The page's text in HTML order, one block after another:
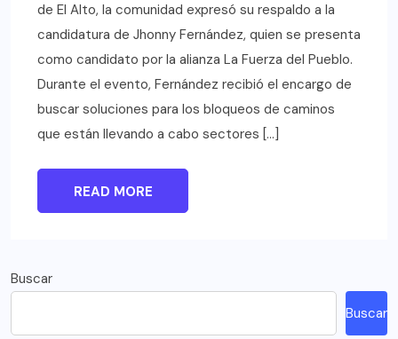
de El Alto, la comunidad expresó su respaldo a la
candidatura de Jhonny Fernández, quien se presenta
como candidato por la alianza La Fuerza del Pueblo.
Durante el evento, Fernández recibió el encargo de
buscar soluciones para los bloqueos de caminos
que están llevando a cabo sectores […]
READ MORE
Buscar
Buscar